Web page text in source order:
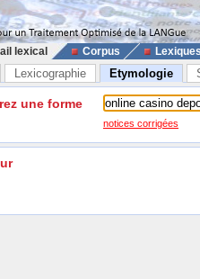
lexical Corpus
Lexicographie Etymologie
une forme
notices corrigées